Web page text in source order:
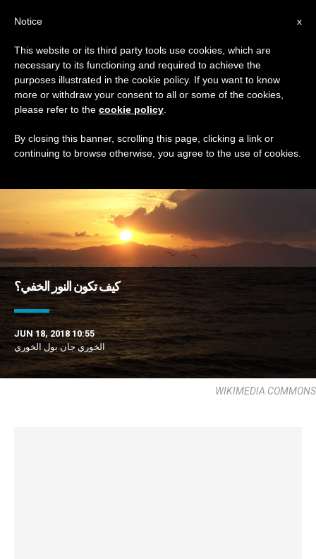
TAG
Posts Tagged ‘الخفاء’
DERNIÈRES NOUVELLES
كيف تكون النور الخفي؟
JUN 18, 2018 10:55
الخوري جان بول الخوري
WIKIMEDIA COMMONS
x
Notice
This website or its third party tools use cookies, which are
necessary to its functioning and required to achieve the
purposes illustrated in the cookie policy. If you want to know
more or withdraw your consent to all or some of the cookies,
please refer to the cookie policy
By closing this banner, scrolling this page, clicking a link or
continuing to browse otherwise, you agree to the use of cookies.